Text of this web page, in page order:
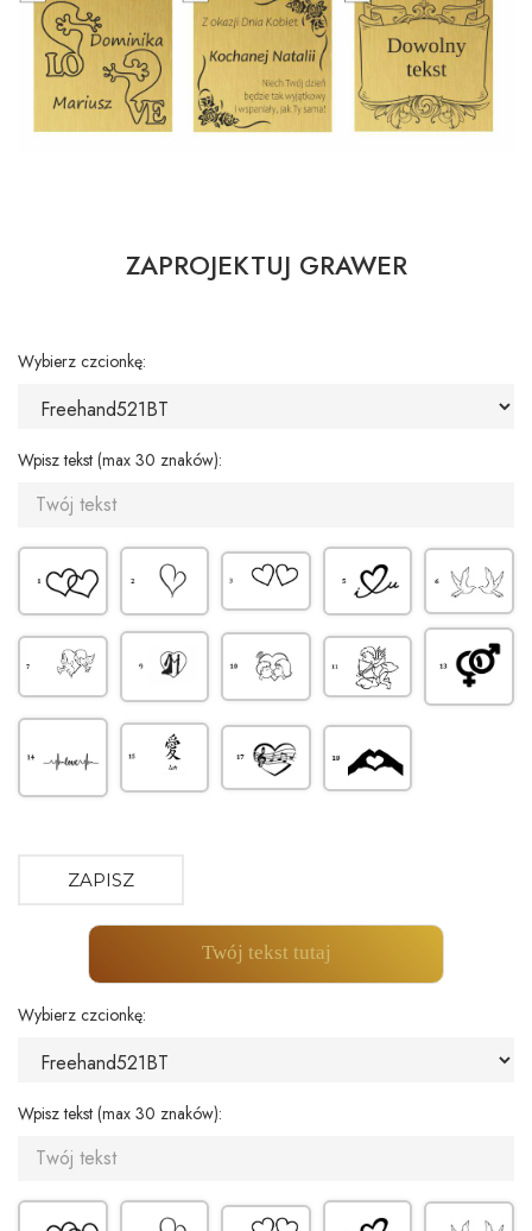
ZAPROJEKTUJ GRAWER
Wybierz czcionkę:
Wpisz tekst (max 30 znaków):
ZAPISZ
Twój tekst tutaj
Wybierz czcionkę:
Wpisz tekst (max 30 znaków):